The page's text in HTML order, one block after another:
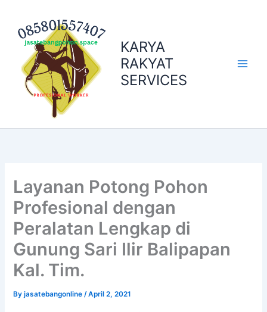
content
KARYA
RAKYAT
SERVICES
Layanan Potong Pohon
Profesional dengan
Peralatan Lengkap di
Gunung Sari Ilir Balipapan
Kal. Tim.
Byjasatebangonline/April 2, 2021